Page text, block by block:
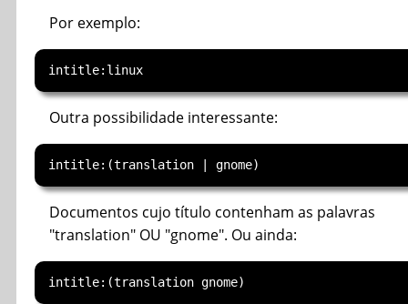
Por exemplo:
Outra possibilidade interessante:
Documentos cujo título contenham as palavras
"translation" OU "gnome". Ou ainda: